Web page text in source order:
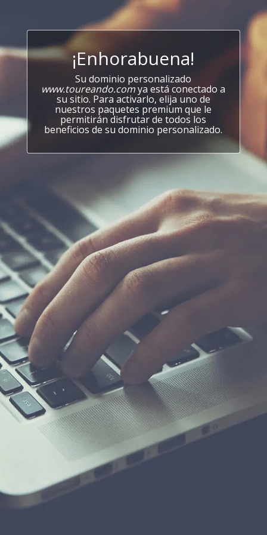
¡Enhorabuena!
Su dominio personalizado
www.toureando.comya está conectado a
su sitio. Para activarlo, elija uno de
nuestros paquetes premium que le
permitirán disfrutar de todos los
beneficios de su dominio personalizado.